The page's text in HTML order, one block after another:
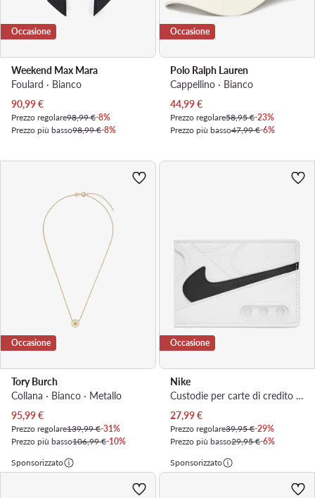
Occasione
Weekend Max Mara
Foulard · Bianco
Prezzo attuale
90,99€
Prezzo regolare98,99 €-8%
Prezzo più basso98,99 €-8%
Occasione
Polo Ralph Lauren
Cappellino · Bianco
Prezzo attuale
44,99€
Prezzo regolare58,95 €-23%
Prezzo più basso47,99 €-6%
Occasione
Tory Burch
Collana · Bianco · Metallo
Prezzo attuale
95,99€
Prezzo regolare139,99 €-31%
Prezzo più basso106,99 €-10%
Occasione
Nike
Custodie per carte di credito · Bianco
Prezzo attuale
27,99€
Prezzo regolare39,95 €-29%
Prezzo più basso29,95 €-6%
Sponsorizzato
Sponsorizzato